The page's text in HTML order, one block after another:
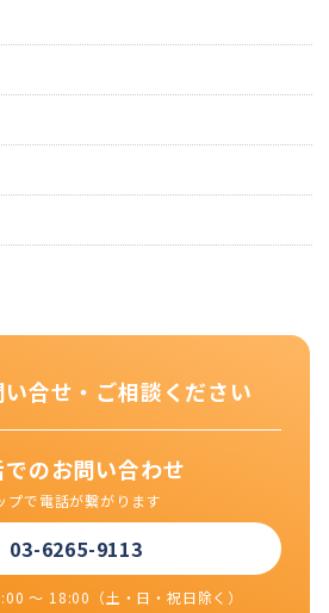
合せ・ご相談ください
でのお問い合わせ
プで電話が繋がります
～ 18:00（土・日・祝日除く）
03-6265-9113